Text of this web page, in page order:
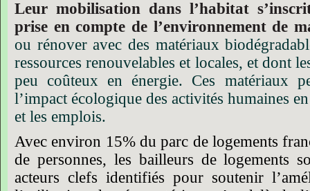
Leur mobilisation dans l’habitat
prise en compte de l’environnement de
ou rénover avec des matériaux
ressources renouvelables et locales, et dont
peu coûteux en énergie. Ces matériaux
l’impact écologique des activités humaines
et les emplois.
Avec environ 15%du parc de logements
de personnes, les bailleurs de logements
acteurs clefs identifiés pour soutenir